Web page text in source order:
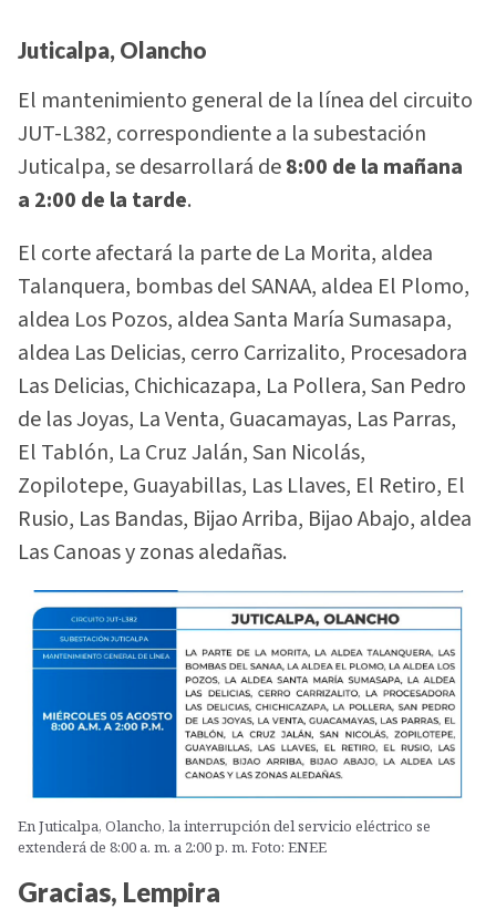
Juticalpa, Olancho
El mantenimiento general de la línea del circuito
JUT-L382, correspondiente a la subestación
Juticalpa, se desarrollará de8:00 de la mañana
a 2:00 de la tarde.
El corte afectará la parte de La Morita, aldea
Talanquera, bombas del SANAA, aldea El Plomo,
aldea Los Pozos, aldea Santa María Sumasapa,
aldea Las Delicias, cerro Carrizalito, Procesadora
Las Delicias, Chichicazapa, La Pollera, San Pedro
de las Joyas, La Venta, Guacamayas, Las Parras,
El Tablón, La Cruz Jalán, San Nicolás,
Zopilotepe, Guayabillas, Las Llaves, El Retiro, El
Rusio, Las Bandas, Bijao Arriba, Bijao Abajo, aldea
Las Canoas y zonas aledañas.
En Juticalpa, Olancho, la interrupción del servicio eléctrico se
extenderá de 8:00 a. m. a 2:00 p. m. Foto: ENEE
Gracias, Lempira